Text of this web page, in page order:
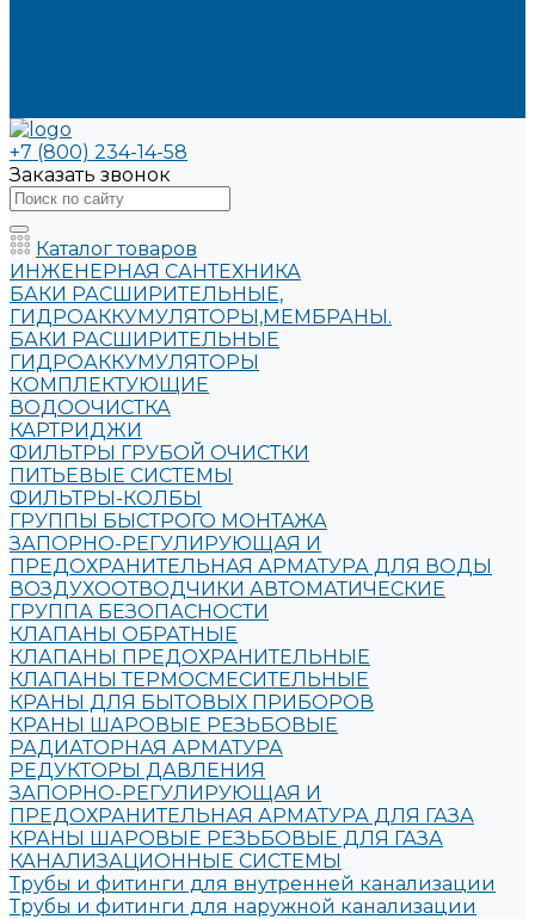
+7 (800) 234-14-58
Заказать звонок
Каталог товаров
ИНЖЕНЕРНАЯ САНТЕХНИКА
БАКИ РАСШИРИТЕЛЬНЫЕ,
ГИДРОАККУМУЛЯТОРЫ,МЕМБРАНЫ.
БАКИ РАСШИРИТЕЛЬНЫЕ
ГИДРОАККУМУЛЯТОРЫ
КОМПЛЕКТУЮЩИЕ
ВОДООЧИСТКА
КАРТРИДЖИ
ФИЛЬТРЫ ГРУБОЙ ОЧИСТКИ
ПИТЬЕВЫЕ СИСТЕМЫ
ФИЛЬТРЫ-КОЛБЫ
ГРУППЫ БЫСТРОГО МОНТАЖА
ЗАПОРНО-РЕГУЛИРУЮЩАЯ И
ПРЕДОХРАНИТЕЛЬНАЯ АРМАТУРА ДЛЯ ВОДЫ
ВОЗДУХООТВОДЧИКИ АВТОМАТИЧЕСКИЕ
ГРУППА БЕЗОПАСНОСТИ
КЛАПАНЫ ОБРАТНЫЕ
КЛАПАНЫ ПРЕДОХРАНИТЕЛЬНЫЕ
КЛАПАНЫ ТЕРМОСМЕСИТЕЛЬНЫЕ
КРАНЫ ДЛЯ БЫТОВЫХ ПРИБОРОВ
КРАНЫ ШАРОВЫЕ РЕЗЬБОВЫЕ
РАДИАТОРНАЯ АРМАТУРА
РЕДУКТОРЫ ДАВЛЕНИЯ
ЗАПОРНО-РЕГУЛИРУЮЩАЯ И
ПРЕДОХРАНИТЕЛЬНАЯ АРМАТУРА ДЛЯ ГАЗА
КРАНЫ ШАРОВЫЕ РЕЗЬБОВЫЕ ДЛЯ ГАЗА
КАНАЛИЗАЦИОННЫЕ СИСТЕМЫ
Трубы и фитинги для внутренней канализации
Трубы и фитинги для наружной канализации